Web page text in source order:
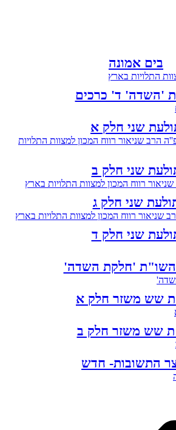
בים אמונה
'השדה' ד' כרכים
שני חלק א
שני חלק ב
שני חלק ג
שני חלק ד
'חלקת השדה'
שש משזר חלק א
שש משזר חלק ב
התשובות- חדש